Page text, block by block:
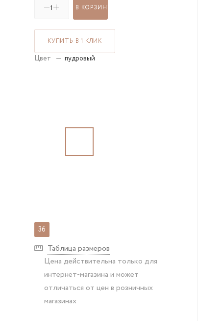
В КОРЗИНУ
КУПИТЬ В 1 КЛИК
Цвет — пудровый
36
Таблица размеров
Цена действительна только для
интернет-магазина и может
отличаться от цен в розничных
магазинах